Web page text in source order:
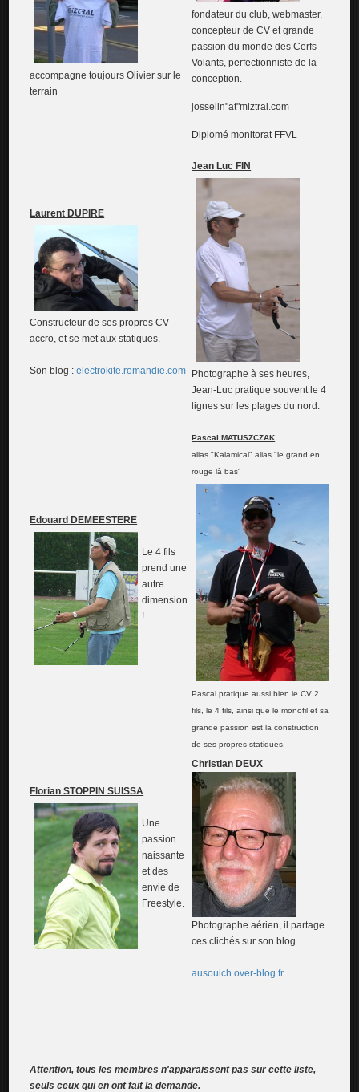
accompagne toujours Olivier sur le
terrain
fondateur du club, webmaster,
concepteur de CV et grande
passion du monde des Cerfs-
Volants, perfectionniste de la
conception.
josselin"at"miztral.com
Diplomé monitorat FFVL
Laurent DUPIRE
Constructeur de ses propres CV
accro, et se met aux statiques.
Son blog :electrokite.romandie.com
Jean Luc FIN
Photographe à ses heures,
Jean-Luc pratique souvent le 4
lignes sur les plages du nord.
Edouard DEMEESTERE
Le 4 fils
prend une
autre
dimension
!
Pascal MATUSZCZAK
alias "Kalamical" alias "le grand en
rouge là bas"
Pascal pratique aussi bien le CV 2
fils, le 4 fils, ainsi que le monofil et sa
grande passion est la construction
de ses propres statiques.
Florian STOPPIN SUISSA
Une
passion
naissante
et des
envie de
Freestyle.
Christian DEUX
Photographe aérien, il partage
ces clichés sur son blog
ausouich.over-blog.fr
Attention, tous les membres n'apparaissent pas sur cette liste,
seuls ceux qui en ont fait la demande.